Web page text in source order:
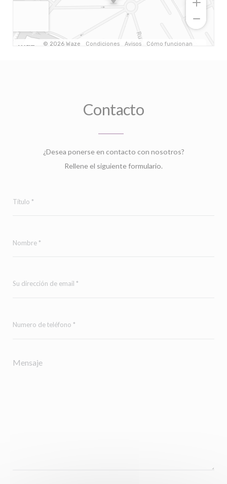
Contacto
¿Desea ponerse en contacto con nosotros?
Rellene el siguiente formulario.